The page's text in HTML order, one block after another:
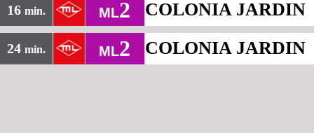
16 min. ML2 COLONIA JARDIN
24 min. ML2 COLONIA JARDIN